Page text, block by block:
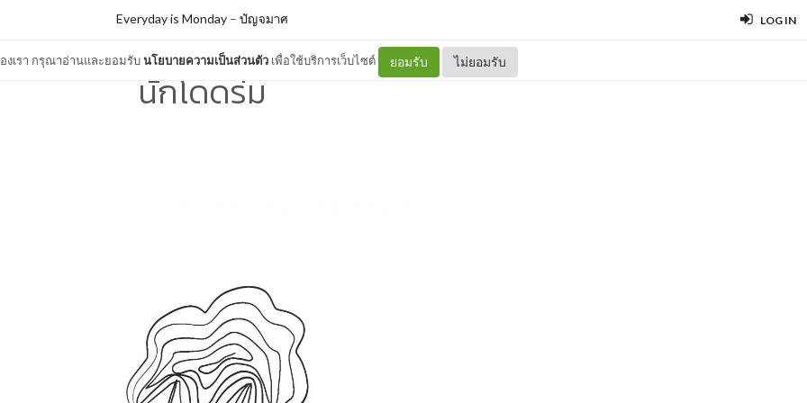
LOG IN
งเรา กรุณาอ่านและยอมรับนโยบายความเป็นส่วนตัว เพื่อใช้บริการเว็บไซต์ ยอมรับ ไม่ยอมรับ
Everyday is Monday– ปัญจมาศ
นักโดดร่ม